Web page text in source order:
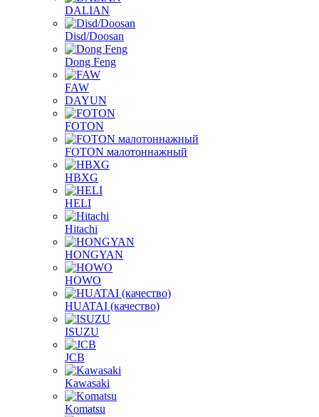
DALIAN
Disd/Doosan
Dong Feng
FAW
DAYUN
FOTON
FOTON малотоннажный
HBXG
HELI
Hitachi
HONGYAN
HOWO
HUATAI (качество)
ISUZU
JCB
Kawasaki
Komatsu